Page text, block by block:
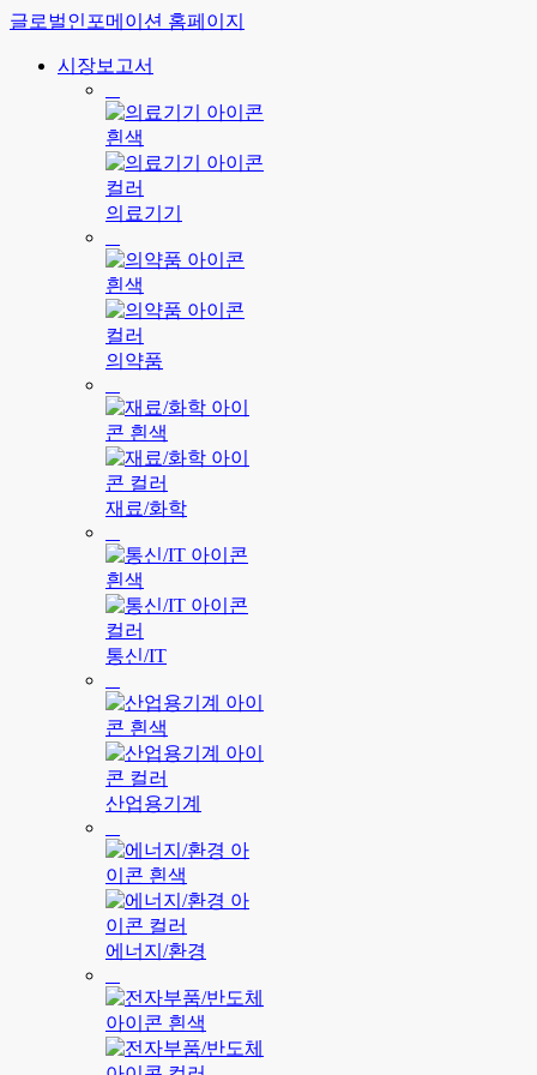
글로벌인포메이션 홈페이지
시장보고서
의료기기
의약품
재료/화학
통신/IT
산업용기계
에너지/환경